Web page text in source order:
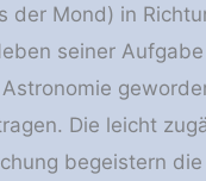
der Mond) in
seiner
Die leicht
begeistern